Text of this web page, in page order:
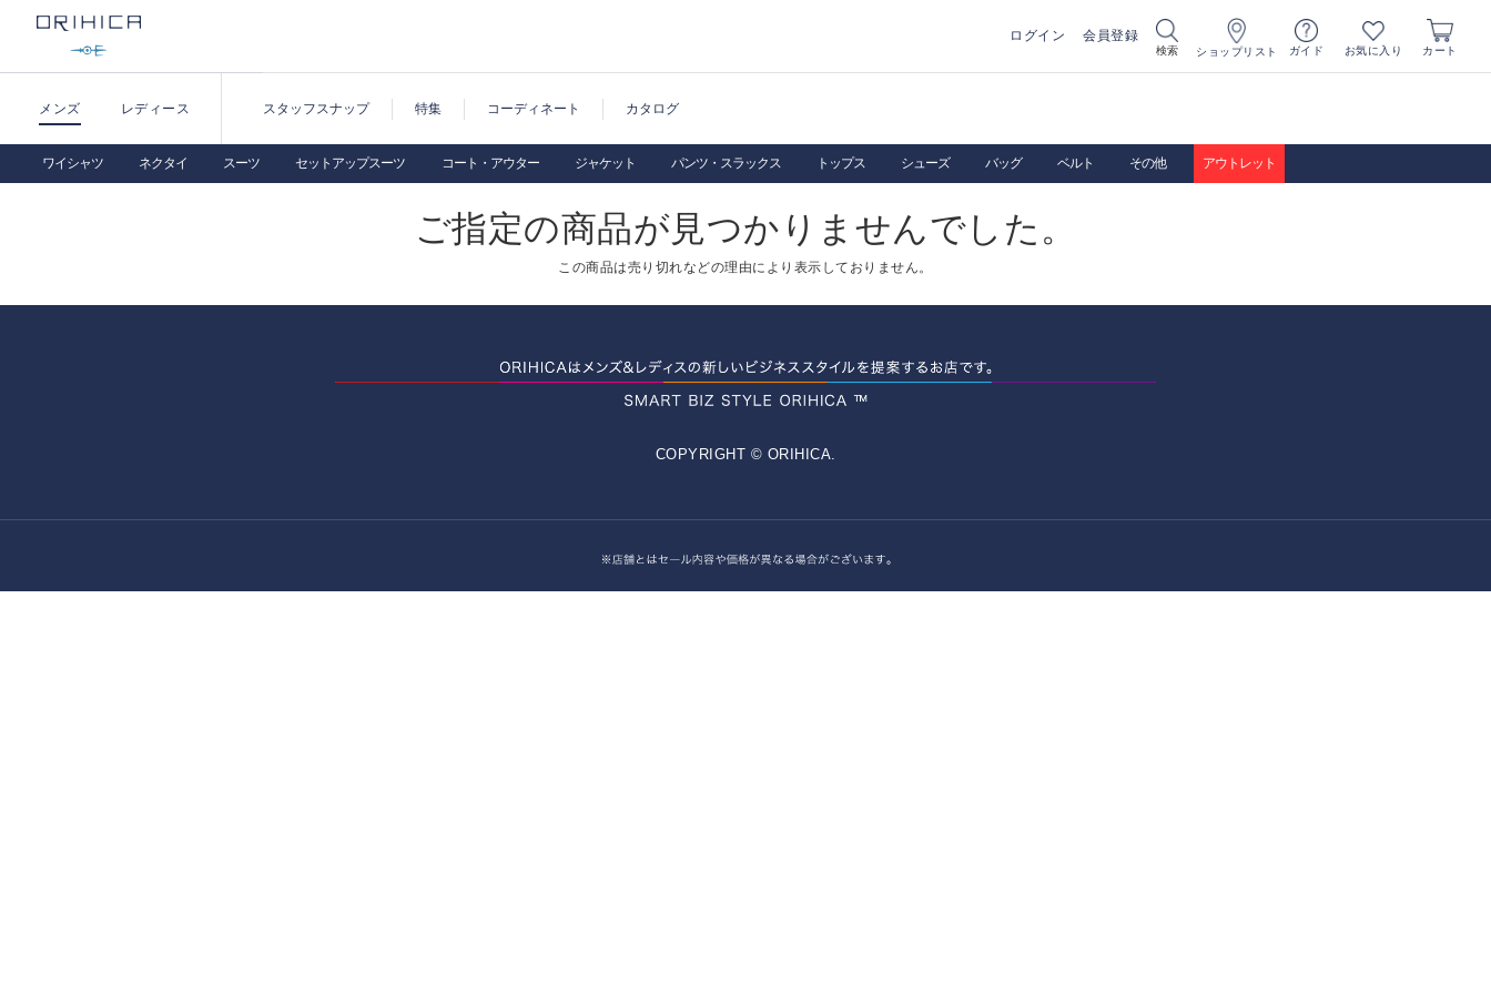
ログイン 会員登録
検索 ショップリスト ガイド お気に入り カート
メンズ レディース スタッフスナップ 特集 コーディネート カタログ
ワイシャツ ネクタイ スーツ セットアップスーツ コート・アウター ジャケット パンツ・スラックス トップス シューズ バッグ ベルト その他 アウトレット
ご指定の商品が見つかりませんでした。
この商品は売り切れなどの理由により表示しておりません。
COPYRIGHT © ORIHICA.